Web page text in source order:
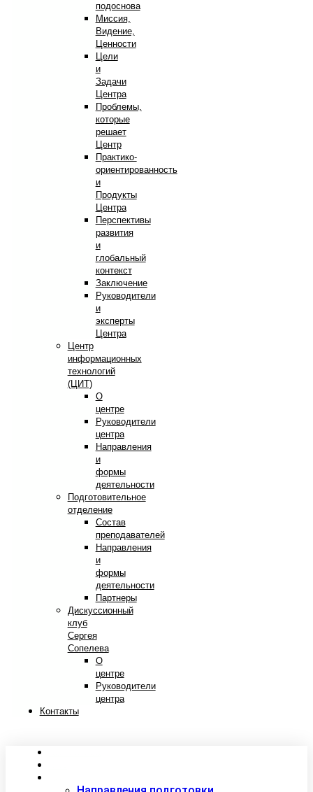
подоснова
Миссия,
Видение,
Ценности
Цели
и
Задачи
Центра
Проблемы,
которые
решает
Центр
Практико-
ориентированность
и
Продукты
Центра
Перспективы
развития
и
глобальный
контекст
Заключение
Руководители
и
эксперты
Центра
Центр
информационных
технологий
(ЦИТ)
О
центре
Руководители
центра
Направления
и
формы
деятельности
Подготовительное
отделение
Состав
преподавателей
Направления
и
формы
деятельности
Партнеры
Дискуссионный
клуб
Сергея
Сопелева
О
центре
Руководители
центра
Контакты